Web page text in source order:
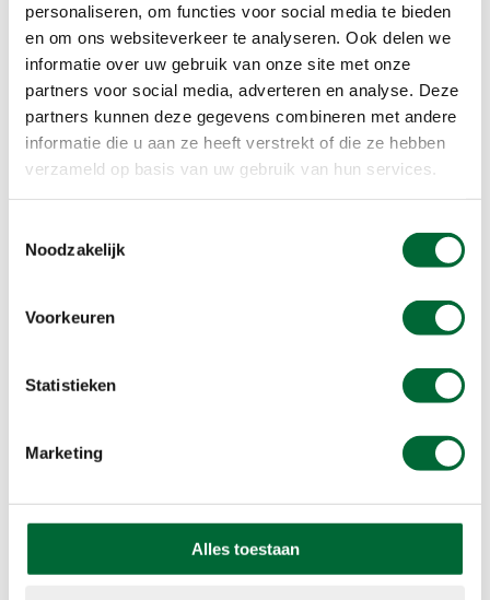
personaliseren, om functies voor social media te bieden
en om ons websiteverkeer te analyseren. Ook delen we
informatie over uw gebruik van onze site met onze
partners voor social media, adverteren en analyse. Deze
partners kunnen deze gegevens combineren met andere
informatie die u aan ze heeft verstrekt of die ze hebben
verzameld op basis van uw gebruik van hun services.
Noodzakelijk
Voorkeuren
Statistieken
Marketing
Alles toestaan
De geluiden en geuren langs de
Kromme Rijn
In het gesprek komen meerdere favoriete
wandelgebieden ter sprake. Een daarvan is het
Jaagpad langs de Utrechtse Kromme Rijn.
Vincent komt hier misschien wel dagelijks. Welke
geluiden en – soms niet al te beste – indringende
geuren je hier allemaal tegenkomt, dat lees je in
uit, want we hebben de wandelroute Kromme
Rijnpad Utrecht voor je klaarstaan. Dit is een
wandelroute van 29 kilometer tussen Utrecht en
Wijk bij Duurstede waarop je de loop van de rivier